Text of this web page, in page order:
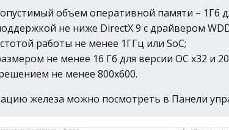
объем оперативной памяти – 1Гб
не ниже DirectX 9 с драйвером
работы не менее 1ГГц или SoC;
не менее 16 Гб для версии ОС х32 и 20
не менее 800х600.
железа можно посмотреть в Панели